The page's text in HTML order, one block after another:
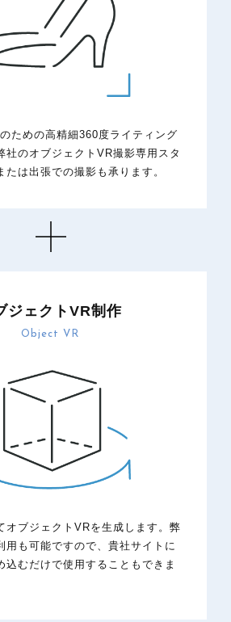
ための高精細360度ライティング
社のオブジェクトVR撮影専用スタ
たは出張での撮影も承ります。
ジェクトVR制作
Object VR
オブジェクトVRを生成します。弊
用も可能ですので、貴社サイトに
むだけで使用することもできま